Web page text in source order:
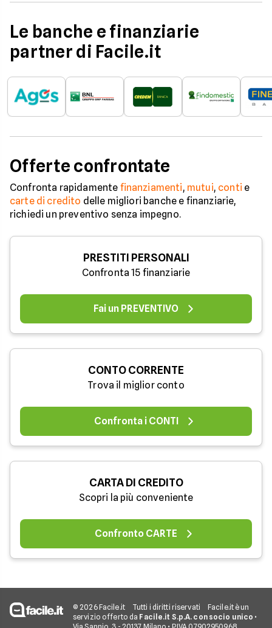
Le banche e finanziarie
partner di Facile.it
Offerte confrontate
Confronta rapidamente finanziamenti, mutui, conti e
carte di credito delle migliori banche e finanziarie,
richiedi un preventivo senza impegno.
PRESTITI PERSONALI
Confronta 15 finanziarie
Fai un PREVENTIVO
CONTO CORRENTE
Trova il miglior conto
Confronta i CONTI
CARTA DI CREDITO
Scopri la più conveniente
Confronto CARTE
© 2026 Facile.it Tutti i diritti riservati
Facile.it è un
servizio offerto da Facile.it S.p.A. con socio unico •